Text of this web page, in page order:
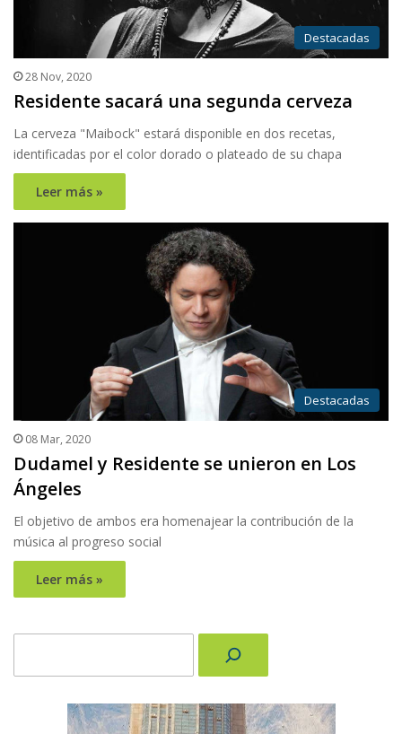
Destacadas
28 Nov, 2020
Residente sacará una segunda cerveza
La cerveza "Maibock" estará disponible en dos recetas,
identificadas por el color dorado o plateado de su chapa
Leer más »
Destacadas
08 Mar, 2020
Dudamel y Residente se unieron en Los
Ángeles
El objetivo de ambos era homenajear la contribución de la
música al progreso social
Leer más »